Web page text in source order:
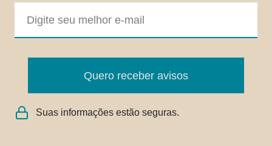
Quero receber avisos
Suas informações estão seguras.